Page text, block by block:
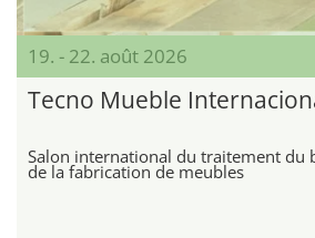
19. - 22. août 2026
Tecno Mueble
Salon international du traitement du
de la fabrication de meubles